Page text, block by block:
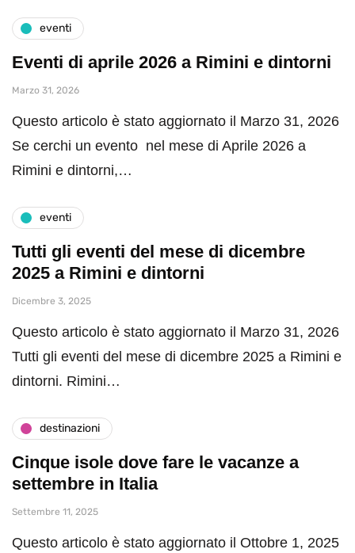
eventi
Eventi di aprile 2026 a Rimini e dintorni
Marzo 31, 2026
Questo articolo è stato aggiornato il Marzo 31, 2026
Se cerchi un evento nel mese di Aprile 2026 a
Rimini e dintorni,…
eventi
Tutti gli eventi del mese di dicembre
2025 a Rimini e dintorni
Dicembre 3, 2025
Questo articolo è stato aggiornato il Marzo 31, 2026
Tutti gli eventi del mese di dicembre 2025 a Rimini e
dintorni. Rimini…
destinazioni
Cinque isole dove fare le vacanze a
settembre in Italia
Settembre 11, 2025
Questo articolo è stato aggiornato il Ottobre 1, 2025